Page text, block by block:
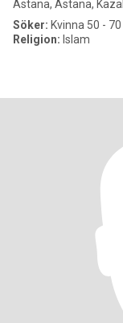
Astana, Astana,
Söker: Kvinna 50 - 70
Religion: Islam